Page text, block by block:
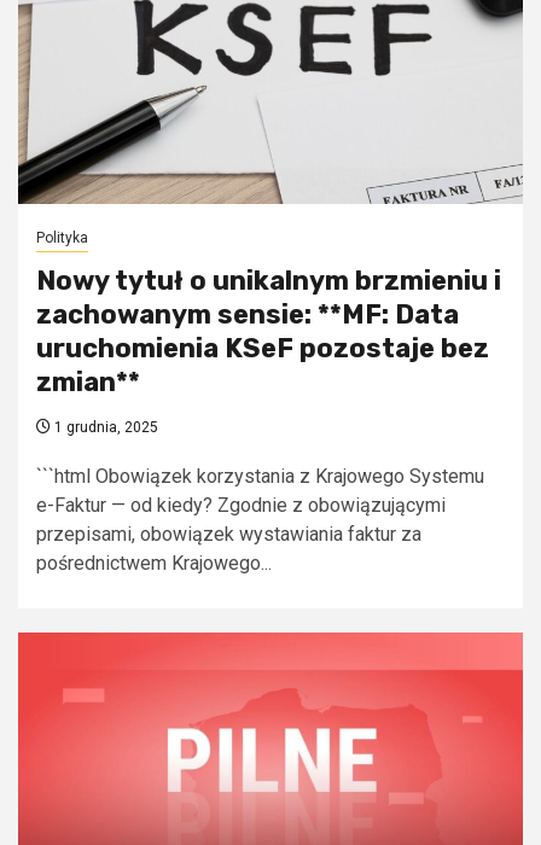
Polityka
Nowy tytuł o unikalnym brzmieniu i
zachowanym sensie: **MF: Data
uruchomienia KSeF pozostaje bez
zmian**
1 grudnia, 2025
```html Obowiązek korzystania z Krajowego Systemu
e-Faktur — od kiedy? Zgodnie z obowiązującymi
przepisami, obowiązek wystawiania faktur za
pośrednictwem Krajowego...